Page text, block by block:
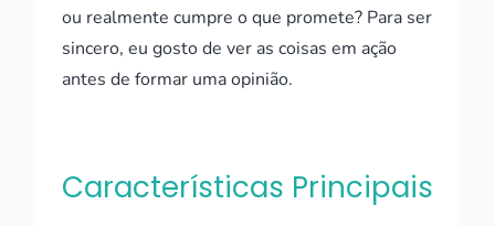
ou realmente cumpre o que promete? Para ser
sincero, eu gosto de ver as coisas em ação
antes de formar uma opinião.
Características Principais